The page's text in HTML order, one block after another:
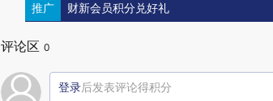
推广 财新会员积分兑好礼
评论区 0
登录后发表评论得积分